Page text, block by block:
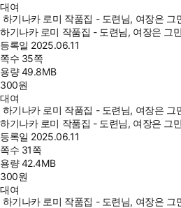
대여
하기나카 로미 작품집 - 도련님, 여장은 그
하기나카 로미 작품집 - 도련님, 여장은 그
등록일 2025.06.11
쪽수 35쪽
용량49.8MB
300원
대여
하기나카 로미 작품집 - 도련님, 여장은 그
하기나카 로미 작품집 - 도련님, 여장은 그
등록일 2025.06.11
쪽수 31쪽
용량42.4MB
300원
대여
하기나카 로미 작품집 - 도련님, 여장은 그